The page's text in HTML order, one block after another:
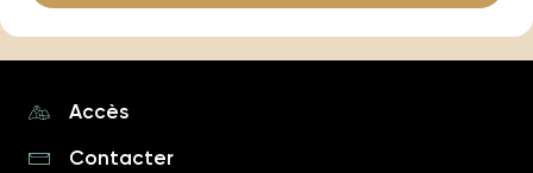
Accès
Contacter